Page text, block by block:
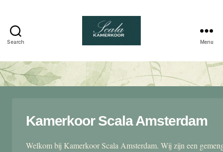
Search
kamerkoor
Menu
Kamerkoor Scala Amsterdam
Welkom bij Kamerkoor Scala Amsterdam. Wij zijn een